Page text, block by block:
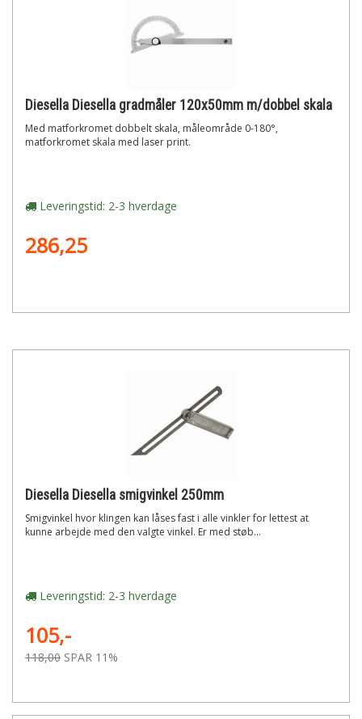
Diesella Diesella gradmåler 120x50mm m/dobbel skala
Med matforkromet dobbelt skala, måleområde 0-180°,
matforkromet skala med laser print.
Leveringstid: 2-3 hverdage
286,25
Diesella Diesella smigvinkel 250mm
Smigvinkel hvor klingen kan låses fast i alle vinkler for lettest at
kunne arbejde med den valgte vinkel. Er med støb...
Leveringstid: 2-3 hverdage
105,-
118,00 SPAR 11%